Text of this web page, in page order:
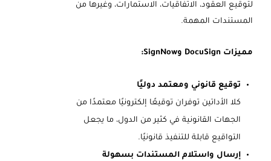
لتوقيع العقود، الاتفاقيات، الاستمارات، وغيرها من
المستندات المهمة.
مميزات DocuSign وSignNow:
توقيع قانوني ومعتمد دوليًا
كلا الأداتين توفران توقيعًا إلكترونيًا معتمدًا من
الجهات القانونية في كثير من الدول، ما يجعل
التواقيع قابلة للتنفيذ قانونيًا.
إرسال واستلام المستندات بسهولة